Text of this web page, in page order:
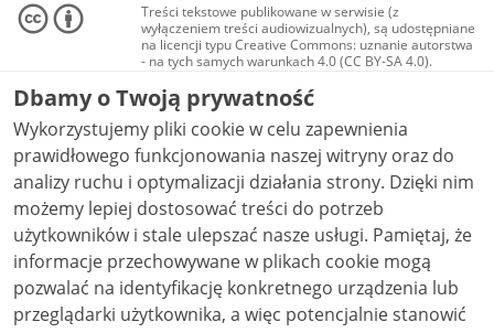
Treści tekstowe publikowane w serwisie (z
wyłączeniem treści audiowizualnych), są udostępniane
na licencji typu Creative Commons: uznanie autorstwa
- na tych samych warunkach 4.0 (CC BY-SA 4.0).
Materiały audiowizualne, w tym zdjęcia, materiały
audio i wideo, są udostępniane na licencji typu
Creative Commons: uznanie autorstwa użycie
niekomercyjne - bez utworów zależnych 4.0 (CC BY-
NC-ND 4.0), o ile nie jest to stwierdzone inaczej.
Dbamy o Twoją prywatność
Wykorzystujemy pliki cookie w celu zapewnienia
prawidłowego funkcjonowania naszej witryny oraz do
analizy ruchu i optymalizacji działania strony. Dzięki nim
możemy lepiej dostosować treści do potrzeb
użytkowników i stale ulepszać nasze usługi. Pamiętaj, że
informacje przechowywane w plikach cookie mogą
pozwalać na identyfikację konkretnego urządzenia lub
przeglądarki użytkownika, a więc potencjalnie stanowić